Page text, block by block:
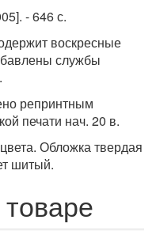
- 646 с.
воскресные
службы
репринтным
печати нач. 20 в.
Обложка твердая
шитый.